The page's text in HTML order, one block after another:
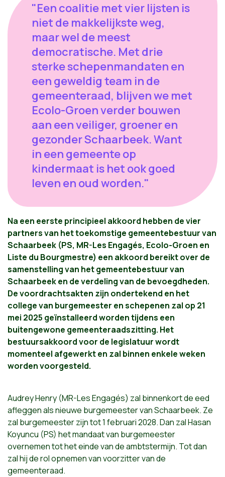
"Een coalitie met vier lijsten is
niet de makkelijkste weg,
maar wel de meest
democratische. Met drie
sterke schepenmandaten en
een geweldig team in de
gemeenteraad, blijven we met
Ecolo-Groen verder bouwen
aan een veiliger, groener en
gezonder Schaarbeek. Want
in een gemeente op
kindermaat is het ook goed
leven en oud worden."
Na een eerste principieel akkoord hebben de vier
partners van het toekomstige gemeentebestuur van
Schaarbeek (PS, MR-Les Engagés, Ecolo-Groen en
Liste du Bourgmestre) een akkoord bereikt over de
samenstelling van het gemeentebestuur van
Schaarbeek en de verdeling van de bevoegdheden.
De voordrachtsakten zijn ondertekend en het
college van burgemeester en schepenen zal op 21
mei 2025 geïnstalleerd worden tijdens een
buitengewone gemeenteraadszitting. Het
bestuursakkoord voor de legislatuur wordt
momenteel afgewerkt en zal binnen enkele weken
worden voorgesteld.
Audrey Henry (MR-Les Engagés) zal binnenkort de eed
afleggen als nieuwe burgemeester van Schaarbeek. Ze
zal burgemeester zijn tot 1 februari 2028. Dan zal Hasan
Koyuncu (PS) het mandaat van burgemeester
overnemen tot het einde van de ambtstermijn. Tot dan
zal hij de rol opnemen van voorzitter van de
gemeenteraad.